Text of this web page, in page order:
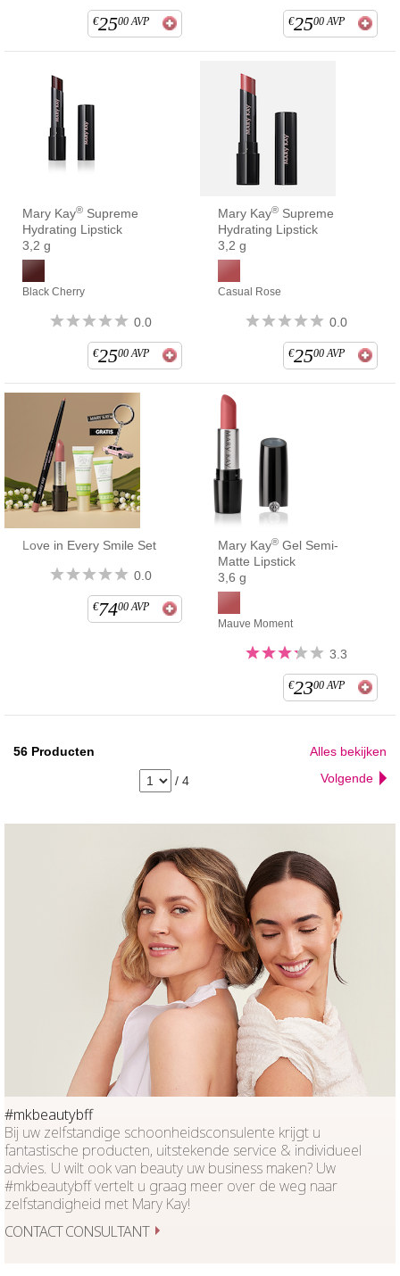
€2500 AVP €2500 AVP
Mary Kay® Supreme
Hydrating Lipstick
3,2 g
Black Cherry
0.0
€2500 AVP
Mary Kay® Supreme
Hydrating Lipstick
3,2 g
Casual Rose
0.0
€2500 AVP
Love in Every Smile Set
0.0
€7400 AVP
Mary Kay® Gel Semi-
Matte Lipstick
3,6 g
Mauve Moment
3.3
€2300 AVP
56 Producten Alles bekijken
/ 4 Volgende
#mkbeautybff
Bij uw zelfstandige schoonheidsconsulente krijgt u
fantastische producten, uitstekende service & individueel
advies. U wilt ook van beauty uw business maken? Uw
#mkbeautybff vertelt u graag meer over de weg naar
zelfstandigheid met Mary Kay!
CONTACT CONSULTANT